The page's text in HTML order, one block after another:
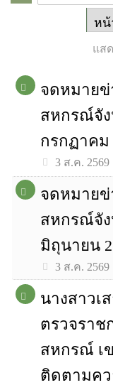
แส
จดหมายข่
สหกรณ์จัง
กรกฏาคม
3 ส.ค. 2569
จดหมายข่
สหกรณ์จัง
มิถุนายน
3 ส.ค. 2569
นางสาวเ
ตรวจราช
สหกรณ์ เ
ติดตามคว